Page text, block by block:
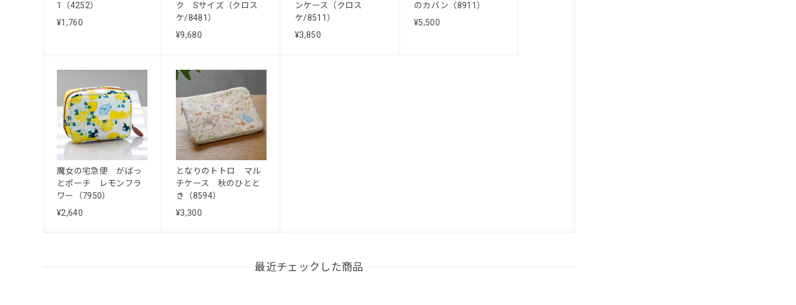
1（4252）
¥1,760
ク Sサイズ（クロス
ケ/8481）
¥9,680
ンケース（クロス
ケ/8511）
¥3,850
のカバン（8911）
¥5,500
魔女の宅急便 がばっ
とポーチ レモンフラ
ワー（7950）
¥2,640
となりのトトロ マル
チケース 秋のひとと
き（8594）
¥3,300
最近チェックした商品